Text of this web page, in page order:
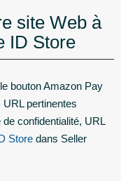
site Web à
ID Store
bouton Amazon Pay
pertinentes
confidentialité, URL
Store dans Seller